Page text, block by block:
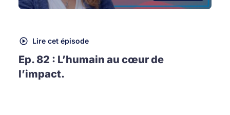
Lire cet épisode
Ep. 82 : L’humain au cœur de
l’impact.